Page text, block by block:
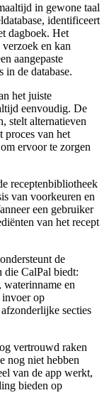
in gewone taal
identificeert
dagboek. Het
en kan
aangepaste
in de database.
het juiste
eenvoudig. De
stelt alternatieven
proces van het
ervoor te zorgen
receptenbibliotheek
van voorkeuren en
een gebruiker
van het recept
de
die CalPal biedt:
en
invoer op
secties
vertrouwd raken
nog niet hebben
van de app werkt,
bieden op